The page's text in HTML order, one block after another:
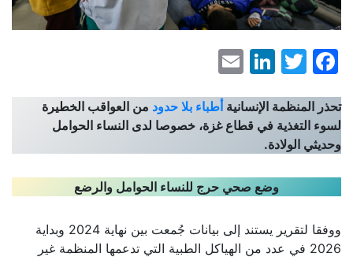
Facebook
Twitter
LinkedIn
تحذر المنظمة الإنسانية أطباء بلا حدود من العواقب الخطيرة
لسوء التغذية في قطاع غزة، خصوصا لدى النساء الحوامل
وحديثي الولادة.
وضع صحي حرج للنساء الحوامل والرضع
ووفقا لتقرير يستند إلى بيانات جُمعت بين نهاية 2024 وبداية
2026 في عدد من الهياكل الطبية التي تدعمها المنظمة غير